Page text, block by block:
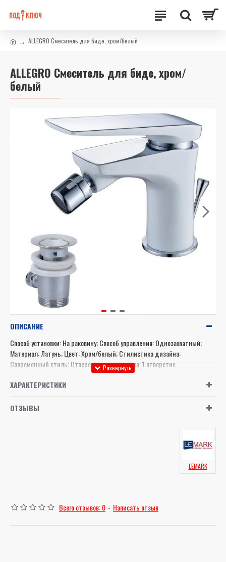
ALLEGRO Смеситель для биде, хром/белый
ALLEGRO Смеситель для биде, хром/
белый
ОПИСАНИЕ
Способ установки: На раковину; Способ управления: Однозахватный;
Материал: Латунь; Цвет: Хром/белый; Стилистика дизайна:
Современный стиль; Отверстия для монтажа: 1 отверстие
ХАРАКТЕРИСТИКИ
ОТЗЫВЫ
LEMARK
Всего отзывов: 0 - Написать отзыв